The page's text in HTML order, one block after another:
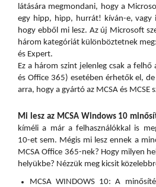
látására megmondani, hogy a
egy hipp, hipp, hurrát! kíván-e,
hogy ebből mi lesz. Az új Microsoft
három kategóriát különböztetnek
és Expert.
Ez a három szint jelenleg csak a
és Office 365) esetében érhetők el,
arra, hogy a gyártó az MCSA és MCSE
Mi lesz az MCSA Windows 10
kíméli a már a felhasználókkal is
10-et sem. Mégis mi lesz ennek a
MCSA Office 365-nek? Hogy milyen
helyükbe? Nézzük meg kicsit
MCSA WINDOWS 10: A